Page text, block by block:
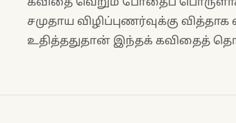
சமுதாய விழிப்புணர்வுக்கு
உதித்ததுதான் இந்தக் கவிதைத்